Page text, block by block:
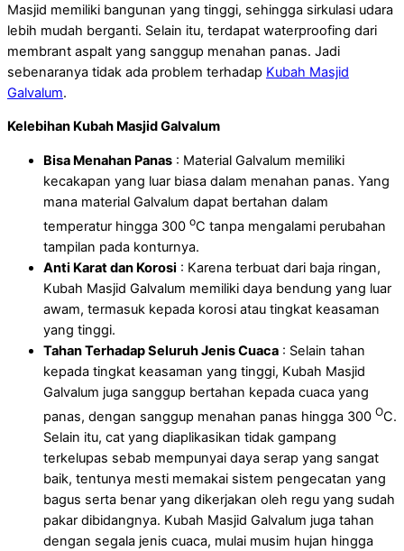
Masjid memiliki bangunan yang tinggi, sehingga sirkulasi udara
lebih mudah berganti. Selain itu, terdapat waterproofing dari
membrant aspalt yang sanggup menahan panas. Jadi
sebenaranya tidak ada problem terhadap Kubah Masjid
Galvalum.
Kelebihan Kubah Masjid Galvalum
Bisa Menahan Panas : Material Galvalum memiliki
kecakapan yang luar biasa dalam menahan panas. Yang
mana material Galvalum dapat bertahan dalam
temperatur hingga 300 oC tanpa mengalami perubahan
tampilan pada konturnya.
Anti Karat dan Korosi : Karena terbuat dari baja ringan,
Kubah Masjid Galvalum memiliki daya bendung yang luar
awam, termasuk kepada korosi atau tingkat keasaman
yang tinggi.
Tahan Terhadap Seluruh Jenis Cuaca : Selain tahan
kepada tingkat keasaman yang tinggi, Kubah Masjid
Galvalum juga sanggup bertahan kepada cuaca yang
panas, dengan sanggup menahan panas hingga 300 OC.
Selain itu, cat yang diaplikasikan tidak gampang
terkelupas sebab mempunyai daya serap yang sangat
baik, tentunya mesti memakai sistem pengecatan yang
bagus serta benar yang dikerjakan oleh regu yang sudah
pakar dibidangnya. Kubah Masjid Galvalum juga tahan
dengan segala jenis cuaca, mulai musim hujan hingga